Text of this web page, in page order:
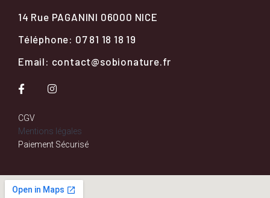
14 Rue PAGANINI 06000 NICE
Téléphone: 07 81 18 18 19
Email: contact@sobionature.fr
CGV
Mentions légales
Paiement Sécurisé